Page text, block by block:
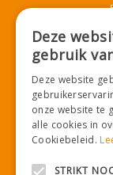
Deze
gebruik
Deze website
onze website te
alle cookies in
Cookiebeleid.
STRIKT